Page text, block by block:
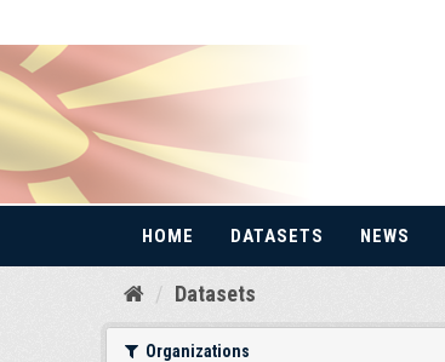
Skip
HOME DATASETS NEWS
Datasets
Organizations